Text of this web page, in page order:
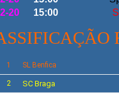
20
15:00
1 SL Benfica
2 SC Braga